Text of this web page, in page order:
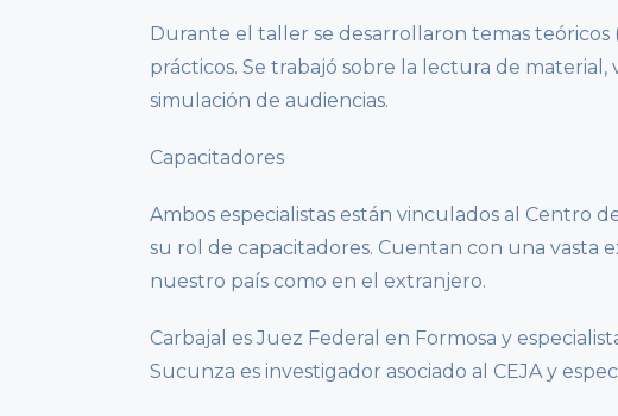
Durante el taller se desarrollaron temas teóricos
prácticos. Se trabajó sobre la lectura de material,
simulación de audiencias.
Capacitadores
Ambos especialistas están vinculados al Centro
su rol de capacitadores. Cuentan con una vasta
nuestro país como en el extranjero.
Carbajal es Juez Federal en Formosa y
Sucunza es investigador asociado al CEJA y